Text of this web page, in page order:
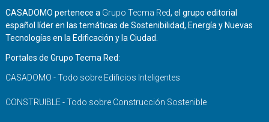
CASADOMO pertenece a Grupo Tecma Red, el grupo editorial
español líder en las temáticas de Sostenibilidad, Energía y Nuevas
Tecnologías en la Edificación y la Ciudad.
Portales de Grupo Tecma Red:
CASADOMO - Todo sobre Edificios Inteligentes
CONSTRUIBLE - Todo sobre Construcción Sostenible